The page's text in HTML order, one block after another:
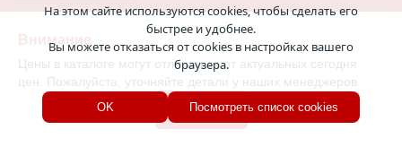
Внимание
Цены в каталоге могут отличаться от актуальных сегодня
цен. Пожалуйста, уточняйте детали у наших менеджеров.
Хорошо
С широкими наличниками
Серые двери
С увеличенной и толстой коробкой
Двери с выдавленным рисунком
Двери с витражным остеклением
На этом сайте используются cookies, чтобы сделать его
быстрее и удобнее.
Вы можете отказаться от cookies в настройках вашего
браузера.
OK Посмотреть список cookies